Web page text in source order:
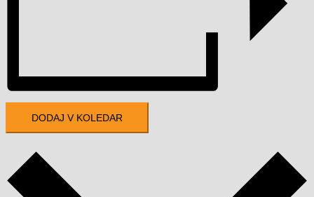
DODAJ V KOLEDAR